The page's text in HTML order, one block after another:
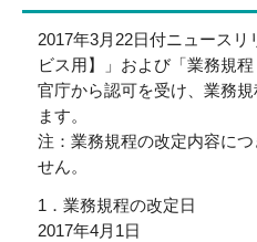
2017年3月22日付ニュース
ビス用】」および「業務規
官庁から認可を受け、業務
ます。
注：業務規程の改定内容に
せん。
1．業務規程の改定日
2017年4月1日